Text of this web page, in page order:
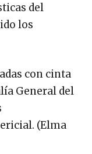
del
los
con cinta
General del
(Elma